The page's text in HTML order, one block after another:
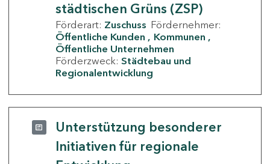
städtischen Grüns (ZSP)
Förderart: Zuschuss Fördernehmer:
Öffentliche Kunden
Kommunen
Öffentliche Unternehmen
Förderzweck: Städtebau und
Regionalentwicklung
Unterstützung besonderer
Initiativen für regionale